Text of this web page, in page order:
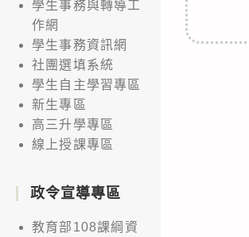
學生事務與轉導工
作網
學生事務資訊網
社團選填系統
學生自主學習專區
新生專區
高三升學專區
線上授課專區
政令宣導專區
教育部108課綱資